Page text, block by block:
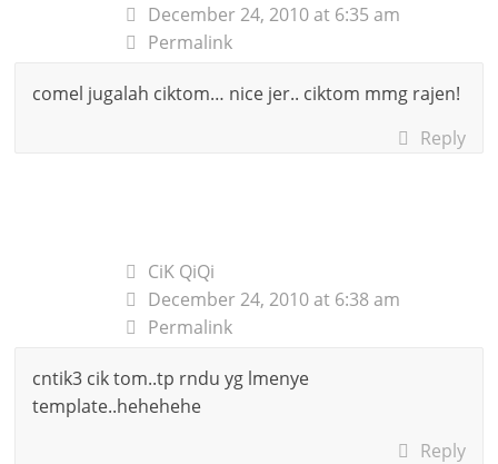
December 24, 2010 at 6:35 am
Permalink
comel jugalah ciktom… nice jer.. ciktom mmg rajen!
Reply
CiK QiQi
December 24, 2010 at 6:38 am
Permalink
cntik3 cik tom..tp rndu yg lmenye
template..hehehehe
Reply